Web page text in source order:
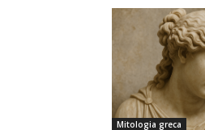
Mitologia greca